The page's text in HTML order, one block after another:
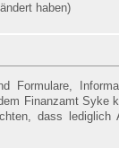
haben)
Formulare,
Finanzamt Syke
dass